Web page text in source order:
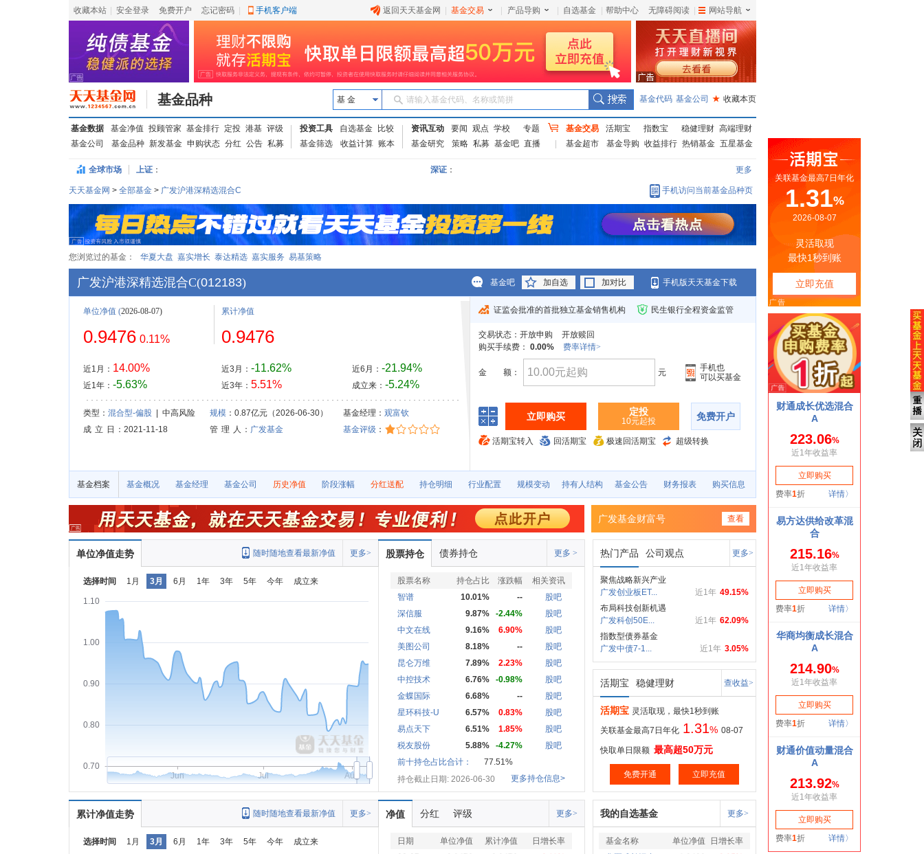
收藏本站 安全登录 免费开户 忘记密码 手机客户端 返回天天基金网 基金交易 产品导购 自选基金 帮助中心 无障碍阅读 网站导航
基金品种 基 金 请输入基金代码、名称或简拼 基金代码 基金公司 ★ 收藏本页
基金数据 基金净值 投顾管家 基金排行 定投 港基 评级
基金公司
基金品种 新发基金 申购状态 分红 公告 私募
投资工具 自选基金
比较
基金筛选
收益计算 账本
资讯互动 要闻 观点 学校
专题
基金研究
策略 私募 基金吧 直播
基金交易 活期宝 指数宝 稳健理财 高端理财
基金超市
基金导购 收益排行 热销基金 五星基金
全球市场 上证： 深证： 更多
天天基金网 > 全部基金 > 广发沪港深精选混合C 手机访问当前基金品种页
您浏览过的基金： 华夏大盘 嘉实增长 泰达精选 嘉实服务 易基策略
广发沪港深精选混合C(012183) 基金吧 加自选 加对比 手机版天天基金下载
单位净值 (2026-08-07)
0.9476 0.11%
近1月： 14.00%
近1年： -5.63%
累计净值
0.9476
近3月： -11.62%
近3年： 5.51%
近6月： -21.94%
成立来： -5.24%
类型： 混合型-偏股| 中高风险 规模：0.87亿元（2026-06-30） 基金经理： 观富钦
成 立 日
：2021-11-18 管 理 人 ： 广发基金 基金评级 ：
证监会批准的首批独立基金销售机构 民生银行全程资金监管
交易状态： 开放申购
开放赎回
购买手续费： 0.00% 费率详情>
金 额： 元
手机也
可以买基金
立即购买 定投
10元起投 免费开户
活期宝转入 回活期宝 极速回活期宝 超级转换
基金档案 基金概况 基金经理 基金公司 历史净值 阶段涨幅 分红送配 持仓明细 行业配置 规模变动 持有人结构 基金公告 财务报表 购买信息
广发基金财富号 查看
单位净值走势 更多>
随时随地查看最新净值
选择时间 1月 3月 6月 1年 3年 5年 今年 成立来
0.70
0.80
0.90
1.00
1.10
Jun Jul Aug
股票持仓 债券持仓 更多 >
股票名称 持仓占比 涨跌幅
相关资讯
智谱
10.01% --
股吧
深信服
9.87% -2.44%
股吧
中文在线
9.16% 6.90%
股吧
美图公司
8.18% --
股吧
昆仑万维
7.89% 2.23%
股吧
中控技术
6.76% -0.98%
股吧
金蝶国际
6.68% --
股吧
星环科技-U
6.57% 0.83%
股吧
易点天下
6.51% 1.85%
股吧
税友股份
5.88% -4.27%
股吧
前十持仓占比合计：
77.51%
持仓截止日期: 2026-06-30
更多持仓信息>
热门产品 公司观点 更多>
聚焦战略新兴产业
49.15%
近1年
广发创业板ET...
布局科技创新机遇
62.09%
近1年
广发科创50E...
指数型债券基金
3.05%
近1年
广发中债7-1...
活期宝 稳健理财 查收益>
活期宝 灵活取现，最快1秒到账
关联基金最高7日年化 1.31% 08-07
快取单日限额 最高超50万元
免费开通 立即充值
累计净值走势 更多>
随时随地查看最新净值
选择时间 1月 3月 6月 1年 3年 5年 今年 成立来
净值 分红 评级 更多>
日期 单位净值 累计净值
日增长率
我的自选基金 更多>
基金名称 单位净值
日增长率